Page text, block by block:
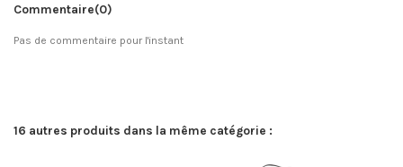
Commentaire(0)
Pas de commentaire pour l'instant
16 autres produits dans la même catégorie :